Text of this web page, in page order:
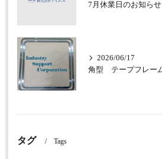
7月休業日のお知らせ
2026/06/17
タグ Tags